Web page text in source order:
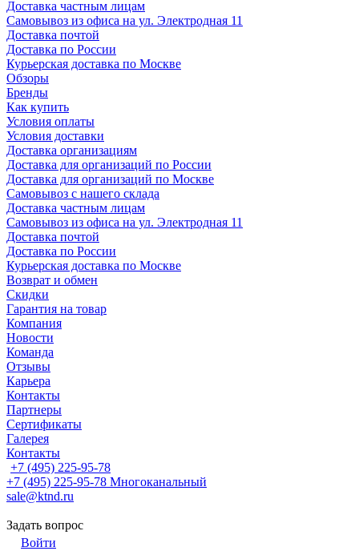
Доставка частным лицам
Самовывоз из офиса на ул. Электродная 11
Доставка почтой
Доставка по России
Курьерская доставка по Москве
Обзоры
Бренды
Как купить
Условия оплаты
Условия доставки
Доставка организациям
Доставка для организаций по России
Доставка для организаций по Москве
Самовывоз с нашего склада
Доставка частным лицам
Самовывоз из офиса на ул. Электродная 11
Доставка почтой
Доставка по России
Курьерская доставка по Москве
Возврат и обмен
Скидки
Гарантия на товар
Компания
Новости
Команда
Отзывы
Карьера
Контакты
Партнеры
Сертификаты
Галерея
Контакты
+7 (495) 225-95-78
+7 (495) 225-95-78 Многоканальный
sale@ktnd.ru
Задать вопрос
Войти